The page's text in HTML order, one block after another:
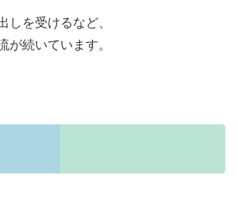
しを受けるなど、
が続いています。